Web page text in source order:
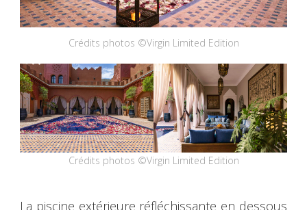
Crédits photos ©Virgin Limited Edition
Crédits photos ©Virgin Limited Edition
La piscine extérieure réfléchissante en dessous